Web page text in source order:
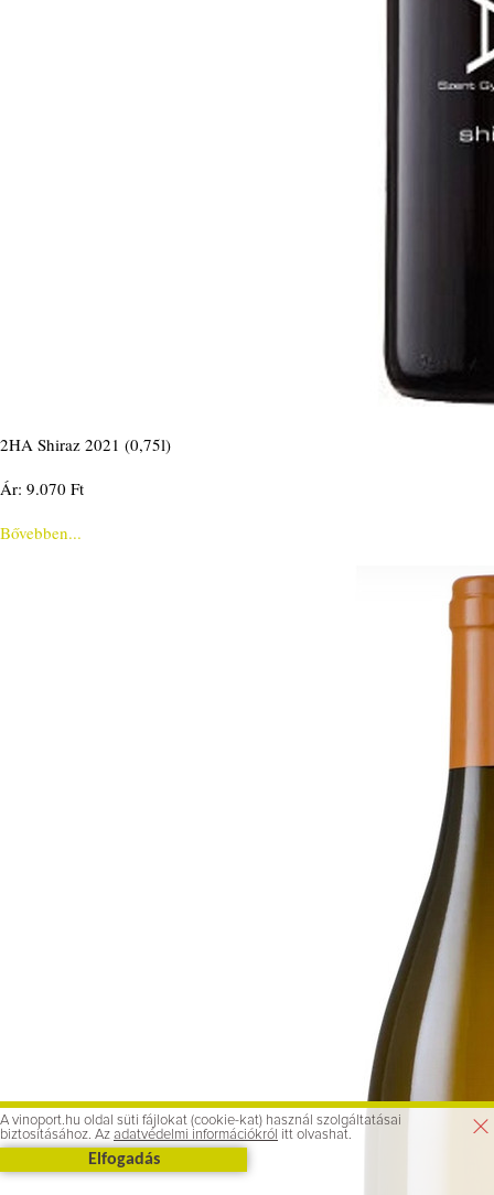
2HA Shiraz 2021 (0,75l)
Ár: 9.070 Ft
Bővebben...
A vinoport.hu oldal süti fájlokat (cookie-kat) használ szolgáltatásai
biztosításához. Az adatvédelmi információkról itt olvashat.
Elfogadás